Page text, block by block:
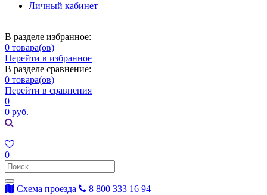
Личный кабинет
В разделе избранное:
0 товара(ов)
Перейти в избранное
В разделе сравнение:
0 товара(ов)
Перейти в сравнения
0
0 руб.
0
Схема проезда 8 800 333 16 94